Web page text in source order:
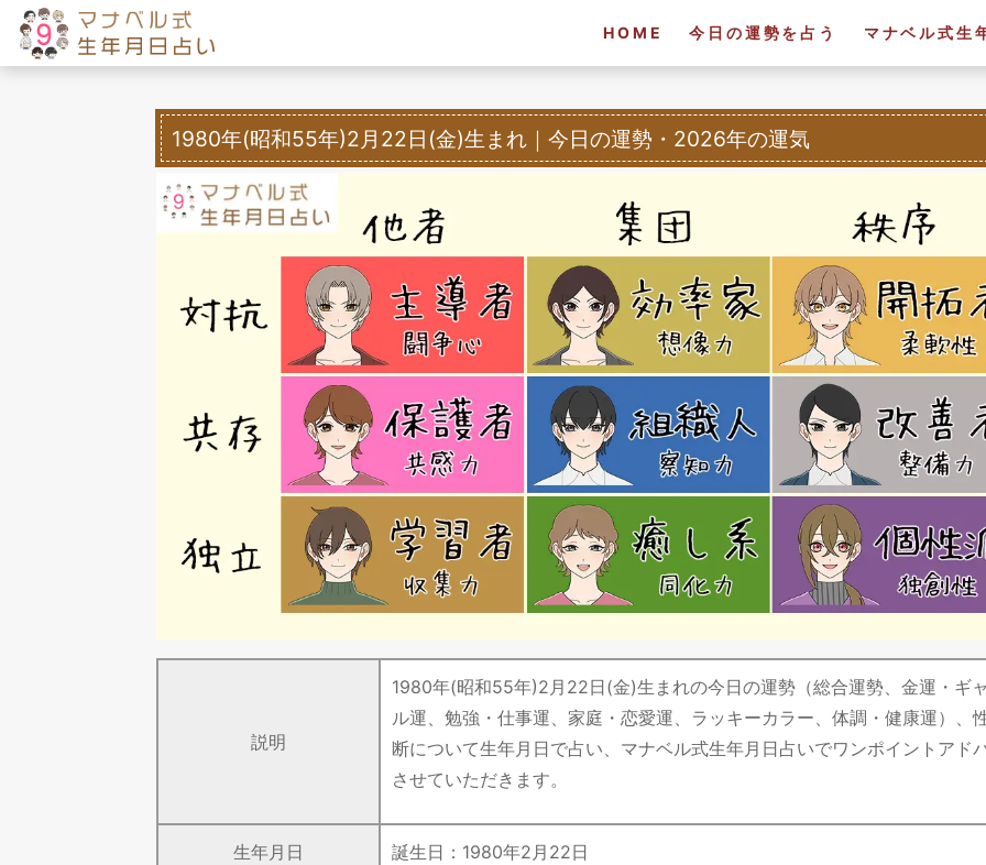
HOME 今日の運勢を占う マナベル式生
1980年(昭和55年)2月22日(金)生まれ ｜今日の運勢・2026年の運気
説明
1980年(昭和55年)2月22日(金)生まれの今日の運勢（総合運勢、金運・ギ
ル運、勉強・仕事運、家庭・恋愛運、ラッキーカラー、体調・健康運）、
断について生年月日で占い、マナベル式生年月日占いでワンポイントアド
させていただきます。
生年月日 誕生日： 1980年2 月 22日